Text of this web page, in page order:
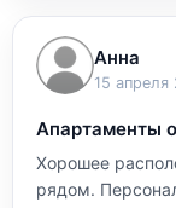
Анна
15 апреля
Апартаменты
Хорошее
рядом.